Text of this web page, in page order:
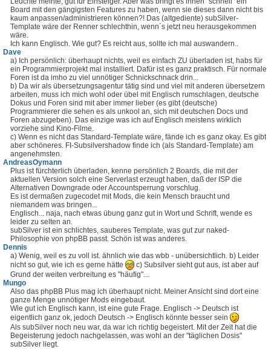
Board mit den gängigsten Features zu haben, wenn sie dieses dann nicht bis
kaum anpassen/administrieren können?! Das (altgediente) subSilver-
Template wäre der Renner schlechthin, wenn´s jetzt neu herausgekommen
wäre.
Ich kann Englisch. Wie gut? Es reicht aus, sollte ich mal auswandern..
Dave
a) Ich persönlich: überhaupt nichts, weil es einfach ZU überladen ist, habs für
ein Programmierprojekt mal installiert. Dafür ist es ganz praktisch. Für normale
Foren ist da imho zu viel unnötiger Schnickschnack drin...
b) Da wir als übersetzungsagentur tätig sind und viel mit anderen übersetzern
arbeiten, muss ich mich wohl oder übel mit Englisch rumschlagen, deutsche
Dokus und Foren sind mit aber immer lieber (es gibt (deutsche)
Programmierer die sehen es als unkool an, sich mit deutschen Docs und
Foren abzugeben). Das einzige was ich auf Englisch meistens wirklich
vorziehe sind Kino-Filme.
c) Wenn es nicht das Standard-Template wäre, fände ich es ganz okay. Es gibt
aber schöneres. FI-Subsilvershadow finde ich (als Standard-Template) am
angenehmsten.
AndreasOymann
Plus ist fürchterlich überladen, kenne persönlich 2 Boards, die mit der
aktuellen Version solch eine Serverlast erzeugt haben, daß der ISP die
Alternativen Downgrade oder Accountsperrung vorschlug.
Es ist dermaßen zugecodet mit Mods, die kein Mensch braucht und
niemandem was bringen...
Englisch... naja, nach etwas übung ganz gut in Wort und Schrift, wende es
leider zu selten an.
subSilver ist ein schlichtes, sauberes Template, was gut zur naked-
Philosophie von phpBB passt. Schön ist was anderes.
Dennis
a) Wenig, weil es zu voll ist. ähnlich wie das wbb - unübersichtlich. b) Leider
nicht so gut, wie ich es gerne hätte
c) Subsilver sieht gut aus, ist aber auf
Grund der weiten verbreitung es "häufig"...
Mungo
Also das phpBB Plus mag ich überhaupt nicht. Meiner Ansicht sind dort eine
ganze Menge unnötiger Mods eingebaut.
Wie gut ich Englisch kann, ist eine gute Frage. Englisch -> Deutsch ist
eigentlich ganz ok, jedoch Deutsch -> Englisch könnte besser sein
Als subSilver noch neu war, da war ich richtig begeistert. Mit der Zeit hat die
Begeisterung jedoch nachgelassen, was wohl an der "täglichen Dosis"
subSilver liegt.